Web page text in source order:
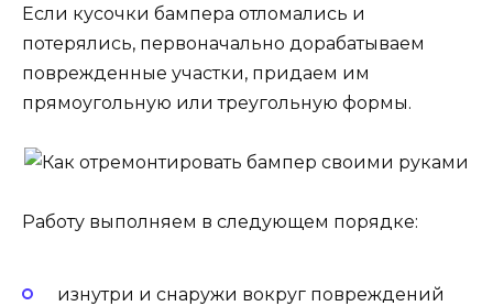
Если кусочки бампера отломались и
потерялись, первоначально дорабатываем
поврежденные участки, придаем им
прямоугольную или треугольную формы.
Работу выполняем в следующем порядке:
изнутри и снаружи вокруг повреждений